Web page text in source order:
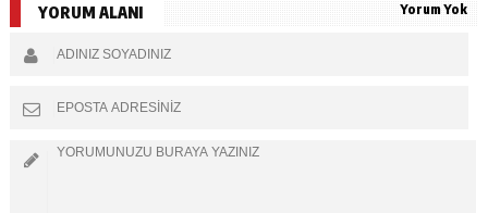
YORUM ALANI Yorum Yok